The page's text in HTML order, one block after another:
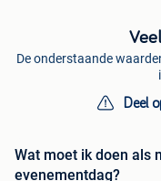
De onderstaande
Deel
Wat moet ik doen als
evenementdag?